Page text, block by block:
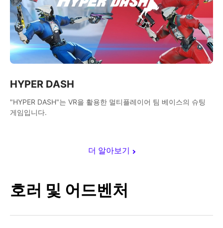
더 알아보기
HYPER DASH
"HYPER DASH"는 VR을 활용한 멀티플레이어 팀 베이스의 슈팅
게임입니다.
호러 및 어드벤처